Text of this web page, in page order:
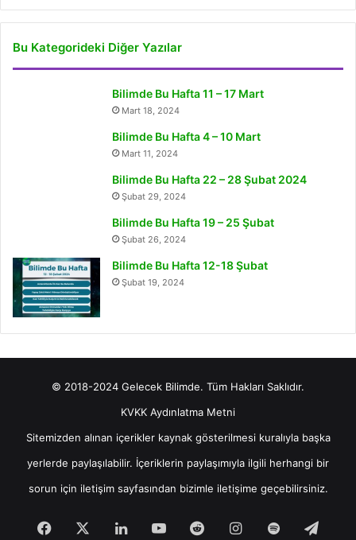
Bu Kategorideki Diğer Yazılar
Bilimde Bu Hafta 11 – 17 Mart
Mart 18, 2024
Bilimde Bu Hafta 4 – 10 Mart
Mart 11, 2024
Bilimde Bu Hafta 22 – 28 Şubat 2024
Şubat 29, 2024
Bilimde Bu Hafta 19 – 25 Şubat
Şubat 26, 2024
Bilimde Bu Hafta 12-18 Şubat
Şubat 19, 2024
© 2018-2024 Gelecek Bilimde. Tüm Hakları Saklıdır.
KVKK Aydınlatma Metni
Sitemizden alınan içerikler kaynak gösterilmesi kuralıyla başka
yerlerde paylaşılabilir. İçeriklerin paylaşımıyla ilgili herhangi bir
sorun için iletişimsayfasından bizimle iletişime geçebilirsiniz.
Facebook LinkedInYouTubeRedditInstagram
Spotify